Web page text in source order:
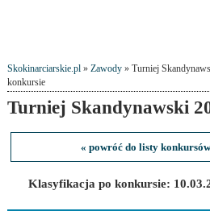
Skokinarciarskie.pl» Zawody» Turniej
konkursie
Turniej Skandynawski
« powróć do listy
Klasyfikacja po konkursie: